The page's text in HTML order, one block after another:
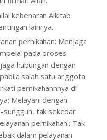
kebenaran Alkitab
lainnya.
pernikahan: Menjaga
pada proses
hubungan dengan
salah satu anggota
pernikahannnya di
Melayani dengan
sungguh, tak sekedar
pernikahan.; Tak
dalam pelayanan